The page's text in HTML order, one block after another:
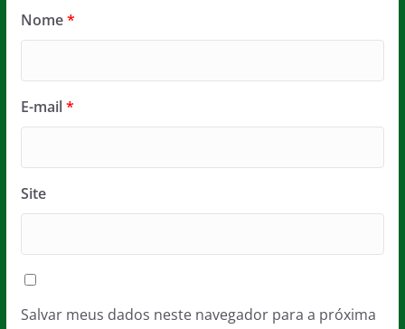
Nome*
E-mail*
Site
Salvar meus dados neste navegador para a próxima